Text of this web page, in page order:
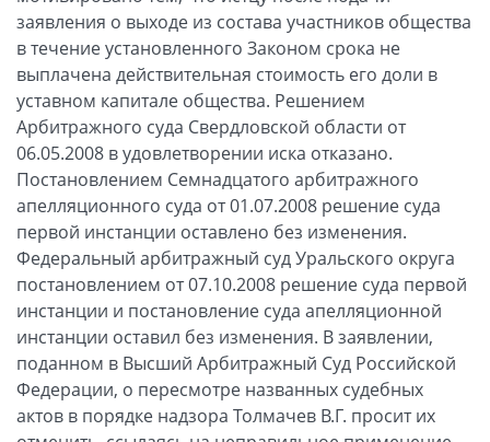
заявления о выходе из состава участников общества
в течение установленного Законом срока не
выплачена действительная стоимость его доли в
уставном капитале общества. Решением
Арбитражного суда Свердловской области от
06.05.2008 в удовлетворении иска отказано.
Постановлением Семнадцатого арбитражного
апелляционного суда от 01.07.2008 решение суда
первой инстанции оставлено без изменения.
Федеральный арбитражный суд Уральского округа
постановлением от 07.10.2008 решение суда первой
инстанции и постановление суда апелляционной
инстанции оставил без изменения. В заявлении,
поданном в Высший Арбитражный Суд Российской
Федерации, о пересмотре названных судебных
актов в порядке надзора Толмачев В.Г. просит их